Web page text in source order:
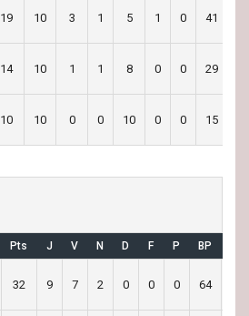
19 10 3 1 5 1 0 41
14 10 1 1 8 0 0 29
10 10 0 0 10 0 0 15
Pts J V N D F P BP
32 9 7 2 0 0 0 64